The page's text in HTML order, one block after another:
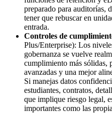
preparado para auditorías,
tener que rebuscar en
entrada.
Controles de
Plus/Enterprise): Los
gobernanza se vuelve
cumplimiento más sólidas,
avanzadas y una mejor
Si manejas datos
estudiantes, contratos,
que implique riesgo legal,
importantes como las